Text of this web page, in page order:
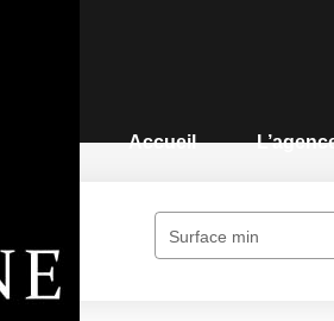
Accueil
Surface min